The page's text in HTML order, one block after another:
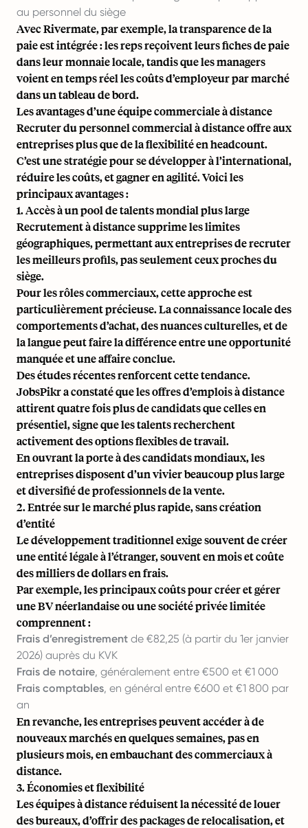
au personnel du siège
Avec Rivermate, par exemple, latransparence de la
paieest intégrée : les reps reçoivent leurs fiches de paie
dans leur monnaie locale, tandis que les managers
voient en temps réel les coûts d’employeur par marché
dans un tableau de bord.
Les avantages d’une équipe commerciale à distance
Recruter du personnel commercial à distance offre aux
entreprises plus que de la flexibilité en headcount.
C’est une stratégie pour se développer à l’international,
réduire les coûts, et gagner en agilité. Voici les
principaux avantages :
1. Accès à un pool de talents mondial plus large
Recrutement à distancesupprime les limites
géographiques, permettant aux entreprises de recruter
les meilleurs profils, pas seulement ceux proches du
siège.
Pour les rôles commerciaux, cette approche est
particulièrement précieuse. La connaissance locale des
comportements d’achat, des nuances culturelles, et de
la langue peut faire la différence entre une opportunité
manquée et une affaire conclue.
Des études récentes renforcent cette tendance.
JobsPikr a constaté que les offres d’emplois à distance
attirent quatre fois plus de candidatsque celles en
présentiel, signe que les talents recherchent
activement des options flexibles de travail.
En ouvrant la porte à des candidats mondiaux, les
entreprises disposent d’un vivier beaucoup plus large
et diversifié de professionnels de la vente.
2. Entrée sur le marché plus rapide, sans création
d’entité
Le développement traditionnel exige souvent de créer
uneentité légale à l’étranger, souvent enmoiset coûte
des milliers de dollars en frais.
Par exemple, lesprincipaux coûts pour créer et gérer
une BV néerlandaiseou une société privée limitée
comprennent :
Frais d’enregistrement de €82,25 (à partir du 1er janvier
2026) auprès du KVK
Frais de notaire, généralement entre €500 et €1 000
Frais comptables, en général entre €600 et €1 800 par
an
En revanche, les entreprises peuvent accéder à de
nouveaux marchés en quelques semaines, pas en
plusieurs mois, en embauchant des commerciaux à
distance.
3. Économies et flexibilité
Les équipes à distance réduisent la nécessité de louer
des bureaux, d’offrir des packages de relocalisation, et